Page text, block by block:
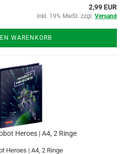
2,99 EUR
inkl. 19% MwSt. zzgl. Versand
WARENKORB
Heroes | A4, 2 Ringe
Heroes | A4, 2 Ringe